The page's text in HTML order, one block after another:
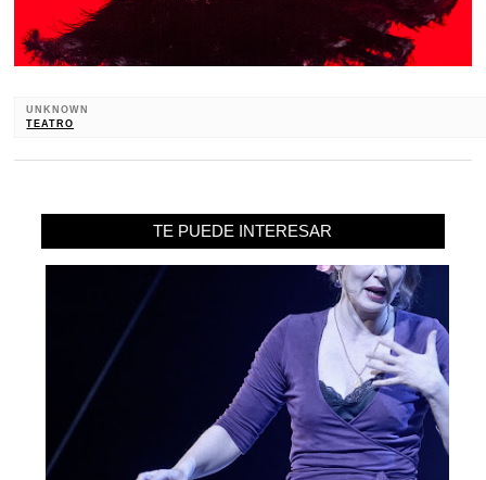
UNKNOWN
TEATRO
TE PUEDE INTERESAR